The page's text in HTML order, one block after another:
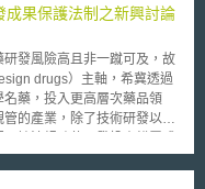
定強而有力且具針對性的對
不會將關鍵產業製造能力拱
由美國貿易代表署擔任主席
查特定對外業務交易和活動
出境審查流程、及關鍵產業
(National Critical
國家安全造成破壞性影響。
果保護法制之新興討論
發風險高且非一蹴可及，故
drugs）主軸，希冀透過
藥，投入更高層次藥品領
的產業，除了技術研發以